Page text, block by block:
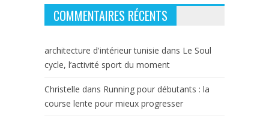
COMMENTAIRES RÉCENTS
architecture d'intérieur tunisie dans Le Soul
cycle, l’activité sport du moment
Christelle dans Running pour débutants : la
course lente pour mieux progresser